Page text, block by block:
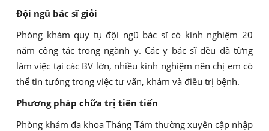
Đội ngũ bác sĩ giỏi
Phòng khám quy tụ đội ngũ bác sĩ có kinh nghiệm 20
năm công tác trong ngành y. Các y bác sĩ đều đã từng
làm việc tại các BV lớn, nhiều kinh nghiệm nên chị em có
thể tin tưởng trong việc tư vấn, khám và điều trị bệnh.
Phương pháp chữa trị tiên tiến
Phòng khám đa khoa Tháng Tám thường xuyên cập nhập